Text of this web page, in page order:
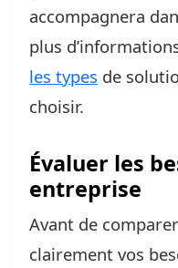
accompagnera
plus
les types de
choisir.
Évaluer les
entreprise
Avant de
clairement vos